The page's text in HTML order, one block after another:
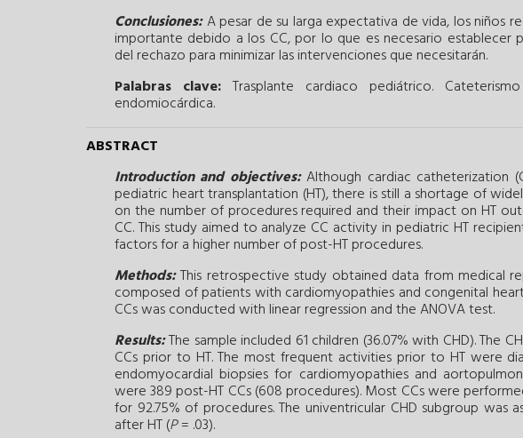
Conclusiones:A pesar de su larga expectativa de vida, los niños
importante debido a los CC, por lo que es necesario establecer
del rechazo para minimizar las intervenciones que necesitarán.
Palabras clave: Trasplante cardiaco pediátrico.
endomiocárdica.
ABSTRACT
Introduction and objectives:Although cardiac catheterization
pediatric heart transplantation (HT), there is still a shortage of
on the number of procedures required and their impact on HT
CC. This study aimed to analyze CC activity in pediatric HT
factors for a higher number of post-HT procedures.
Methods:This retrospective study obtained data from medical
composed of patients with cardiomyopathies and congenital heart
CCs was conducted with linear regression and the ANOVA test.
Results:The sample included 61 children (36.07% with CHD). The
CCs prior to HT. The most frequent activities prior to HT were
endomyocardial biopsies for cardiomyopathies and
were 389 post-HT CCs (608 procedures). Most CCs were
for 92.75% of procedures. The univentricular CHD subgroup was
after HT (P= .03).